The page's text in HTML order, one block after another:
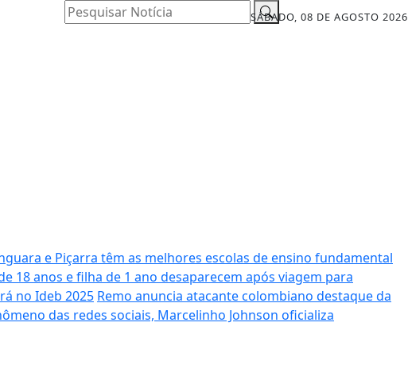
SÁBADO, 08 DE AGOSTO 2026
Pesquisar Notícia
e Piçarra têm as melhores escolas de ensino fundamental
18 anos e filha de 1 ano desaparecem após viagem para
no Ideb 2025 Remo anuncia atacante colombiano destaque da
das redes sociais, Marcelinho Johnson oficializa